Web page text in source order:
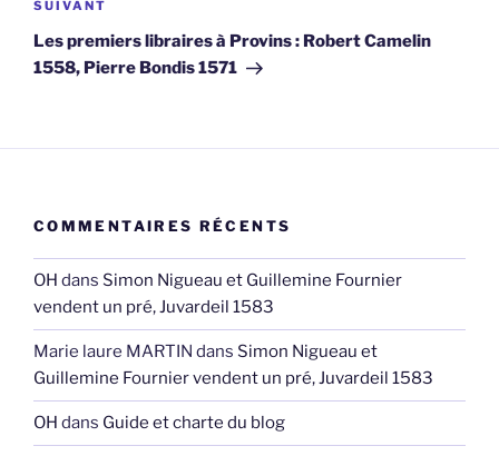
Article
suivant
SUIVANT
Les premiers libraires à Provins : Robert Camelin
1558, Pierre Bondis 1571
COMMENTAIRES RÉCENTS
OH dans Simon Nigueau et Guillemine Fournier
vendent un pré, Juvardeil 1583
Marie laure MARTIN dans Simon Nigueau et
Guillemine Fournier vendent un pré, Juvardeil 1583
OH dans Guide et charte du blog